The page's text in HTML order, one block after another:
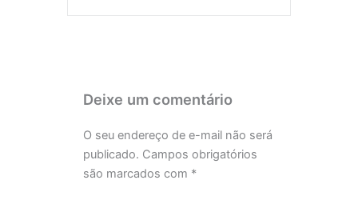
Deixe um comentário
O seu endereço de e-mail não será
publicado. Campos obrigatórios
são marcados com *